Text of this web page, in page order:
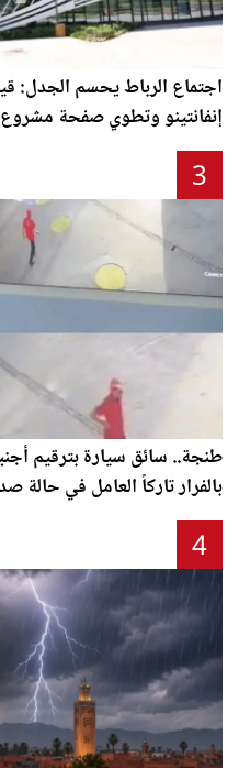
اجتماع الرباط يحسم الجدل:
إنفانتينو وتطوي صفحة
3
طنجة.. سائق سيارة بترقيم
بالفرار تاركاً العامل في حالة
4